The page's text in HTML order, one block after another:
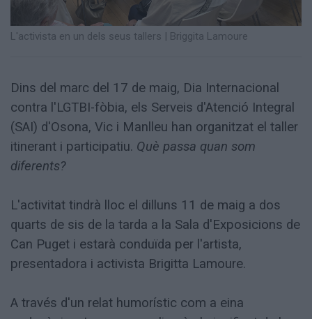
L'activista en un dels seus tallers | Briggita Lamoure
Dins del marc del 17 de maig, Dia Internacional
contra l'LGTBI-fòbia, els Serveis d'Atenció Integral
(SAI) d'Osona, Vic i Manlleu han organitzat el taller
itinerant i participatiu. Què passa quan som
diferents?
L'activitat tindrà lloc el dilluns 11 de maig a dos
quarts de sis de la tarda a la Sala d'Exposicions de
Can Puget i estarà conduïda per l'artista,
presentadora i activista Brigitta Lamoure.
A través d'un relat humorístic com a eina